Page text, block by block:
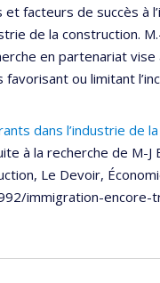
et facteurs de succès à
de la construction. M.-
en partenariat
ou limitant
dans l’industrie de
à la recherche de M-J
Le Devoir,
immigration-encore-